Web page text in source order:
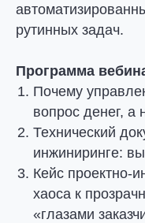
рутинных задач.
Программа
Почему
вопрос денег, а
Технический
инжиниринге:
Кейс проектно-
хаоса к
«глазами